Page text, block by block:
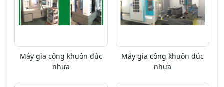
Máy gia công khuôn đúc
nhựa
Máy gia công khuôn đúc
nhựa